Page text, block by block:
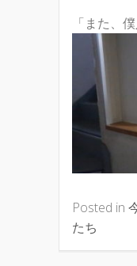
「また、
Posted in
たち